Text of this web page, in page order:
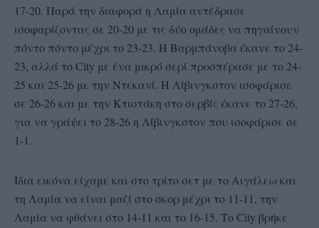
17-20. Παρά την διαφορά η Λαμία αντέδρασε
ισοφαρίζοντας σε 20-20 με τις δύο ομάδες να πηγαίνουν
πόντο πόντο μέχρι το 23-23. Η Βαρμπάνοβα έκανε το 24-
23, αλλά το City με ένα μικρό σερί προσπέρασε με το 24-
25 και 25-26 με την Ντεκανί. Η Λίβινγκστον ισοφάρισε
σε 26-26 και με την Κτιστάκη στο σερβίς έκανε το 27-26,
για να γράψει το 28-26 η Λίβινγκστον που ισοφάρισε σε
1-1.
Ίδια εικόνα είχαμε και στο τρίτο σετ με το Αιγάλεω και
τη Λαμία να είναι μαζί στο σκορ μέχρι το 11-11, την
Λαμία να φθάνει στο 14-11 και το 16-15. Το City βρήκε